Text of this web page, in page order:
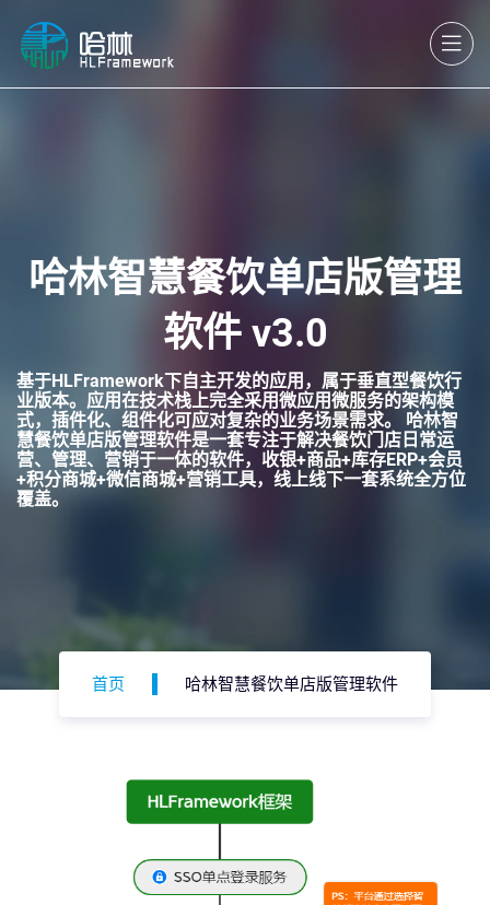
哈林智慧餐饮单店版管理
软件 v3.0
基于HLFramework下自主开发的应用，属于垂直型餐饮行
业版本。应用在技术栈上完全采用微应用微服务的架构模
式，插件化、组件化可应对复杂的业务场景需求。 哈林智
慧餐饮单店版管理软件是一套专注于解决餐饮门店日常运
营、管理、营销于一体的软件，收银+商品+库存ERP+会员
+积分商城+微信商城+营销工具，线上线下一套系统全方位
覆盖。
首页 哈林智慧餐饮单店版管理软件